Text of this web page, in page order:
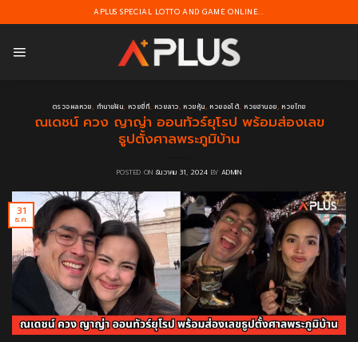
to
APLUS SPECIAL LOTTO AND GAME ONLINE...
ตรวจผลหวย, ทำนายฝัน, หวยยี่กี, หวยลาว, หวยหุ้น, หวยออโต้, หวยฮานอย, หวยไทย
ณเดชน์ ควง ญาญ่า ออนทัวร์ยุโรป พร้อมส่องเลข
ธูปตั้งศาลพระภูมิบ้าน
POSTED ONธันวาคม 31, 2024 BYADMIN
31
ธ.ค.